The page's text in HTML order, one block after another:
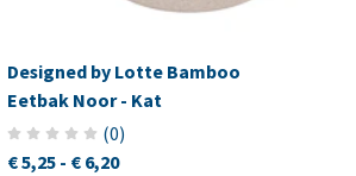
Designed by Lotte Bamboo
Eetbak Noor - Kat
(0)
€ 5,25- € 6,20